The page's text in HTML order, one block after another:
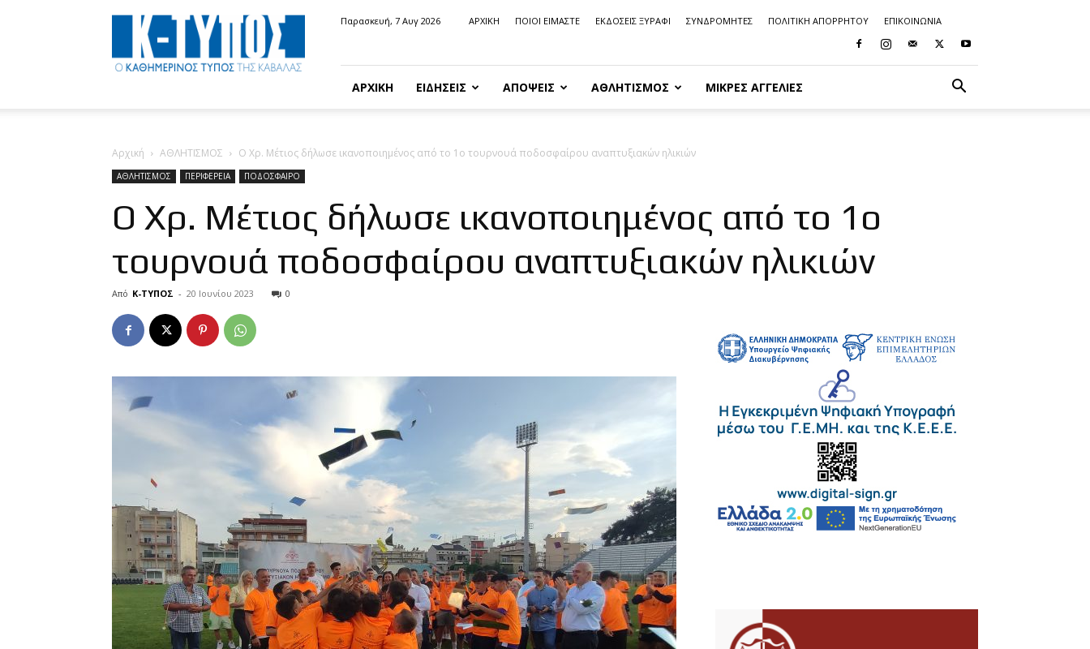
Κ-
ΤΥΠΟΣ
Παρασκευή, 7 Αυγ 2026 ΑΡΧΙΚΗ ΠΟΙΟΙ ΕΙΜΑΣΤΕ ΕΚΔΟΣΕΙΣ ΞΥΡΑΦΙ ΣΥΝΔΡΟΜΗΤΕΣ ΠΟΛΙΤΙΚΗ ΑΠΟΡΡΗΤΟΥ ΕΠΙΚΟΙΝΩΝΙΑ
ΑΡΧΙΚΗ ΕΙΔΗΣΕΙΣ ΑΠΟΨΕΙΣ ΑΘΛΗΤΙΣΜΟΣ ΜΙΚΡΈΣ ΑΓΓΕΛΊΕΣ
Αρχική ΑΘΛΗΤΙΣΜΟΣ Ο Χρ. Μέτιος δήλωσε ικανοποιημένος από το 1ο τουρνουά ποδοσφαίρου αναπτυξιακών ηλικιών
ΑΘΛΗΤΙΣΜΟΣ ΠΕΡΙΦΕΡΕΙΑ ΠΟΔΟΣΦΑΙΡΟ
Ο Χρ. Μέτιος δήλωσε ικανοποιημένος από το 1ο
τουρνουά ποδοσφαίρου αναπτυξιακών ηλικιών
Από Κ-ΤΥΠΟΣ - 20 Ιουνίου 2023 0